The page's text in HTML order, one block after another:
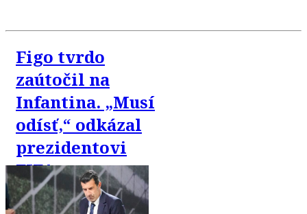
Figo tvrdo
zaútočil na
Infantina. „Musí
odísť,“ odkázal
prezidentovi
FIFA